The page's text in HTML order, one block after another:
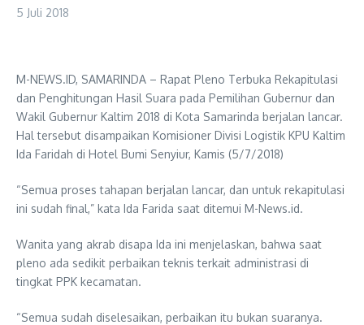
5 Juli 2018
M-NEWS.ID, SAMARINDA – Rapat Pleno Terbuka Rekapitulasi
dan Penghitungan Hasil Suara pada Pemilihan Gubernur dan
Wakil Gubernur Kaltim 2018 di Kota Samarinda berjalan lancar.
Hal tersebut disampaikan Komisioner Divisi Logistik KPU Kaltim
Ida Faridah di Hotel Bumi Senyiur, Kamis (5/7/2018)
“Semua proses tahapan berjalan lancar, dan untuk rekapitulasi
ini sudah final,” kata Ida Farida saat ditemui M-News.id.
Wanita yang akrab disapa Ida ini menjelaskan, bahwa saat
pleno ada sedikit perbaikan teknis terkait administrasi di
tingkat PPK kecamatan.
“Semua sudah diselesaikan, perbaikan itu bukan suaranya.